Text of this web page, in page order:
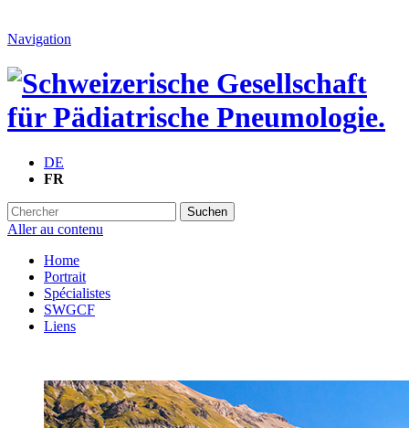
Navigation
DE
FR
Suchen
Aller au contenu
Home
Portrait
Spécialistes
SWGCF
Liens